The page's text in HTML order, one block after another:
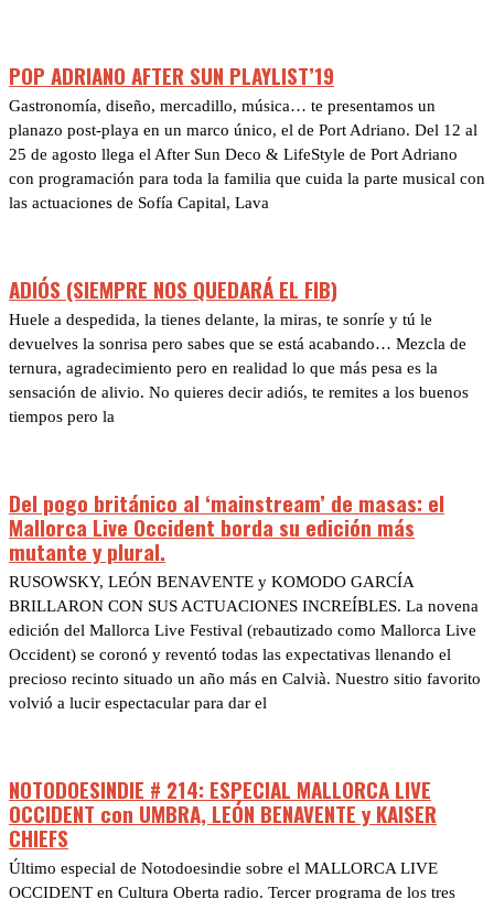
POP ADRIANO AFTER SUN PLAYLIST’19
Gastronomía, diseño, mercadillo, música… te presentamos un
planazo post-playa en un marco único, el de Port Adriano. Del 12 al
25 de agosto llega el After Sun Deco & LifeStyle de Port Adriano
con programación para toda la familia que cuida la parte musical con
las actuaciones de Sofía Capital, Lava
ADIÓS (SIEMPRE NOS QUEDARÁ EL FIB)
Huele a despedida, la tienes delante, la miras, te sonríe y tú le
devuelves la sonrisa pero sabes que se está acabando… Mezcla de
ternura, agradecimiento pero en realidad lo que más pesa es la
sensación de alivio. No quieres decir adiós, te remites a los buenos
tiempos pero la
Del pogo británico al ‘mainstream’ de masas: el
Mallorca Live Occident borda su edición más
mutante y plural.
RUSOWSKY, LEÓN BENAVENTE y KOMODO GARCÍA
BRILLARON CON SUS ACTUACIONES INCREÍBLES. La novena
edición del Mallorca Live Festival (rebautizado como Mallorca Live
Occident) se coronó y reventó todas las expectativas llenando el
precioso recinto situado un año más en Calvià. Nuestro sitio favorito
volvió a lucir espectacular para dar el
NOTODOESINDIE # 214: ESPECIAL MALLORCA LIVE
OCCIDENT con UMBRA, LEÓN BENAVENTE y KAISER
CHIEFS
Último especial de Notodoesindie sobre el MALLORCA LIVE
OCCIDENT en Cultura Oberta radio. Tercer programa de los tres